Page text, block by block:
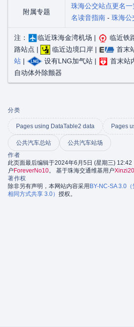
附属专题
珠海公交站点更名一
名读音指南 - 珠海公
注： 临近珠海金湾机场 | 临近铁
路站点 |
临近边境口岸 | 首末
站 | 设有LNG加气站 |
首末站
自动体外除颤器
分类
Pages using DataTable2 data Pages
公共汽车总站
公共汽车站场
作者
此页面最后编辑于2024年6月5日 (星期三)
户ForeverNo10。 基于珠海交通维基用户
著作权
除非另有声明，本网站内容采用BY-NC-SA 3.0
相同方式共享 3.0） 授权。